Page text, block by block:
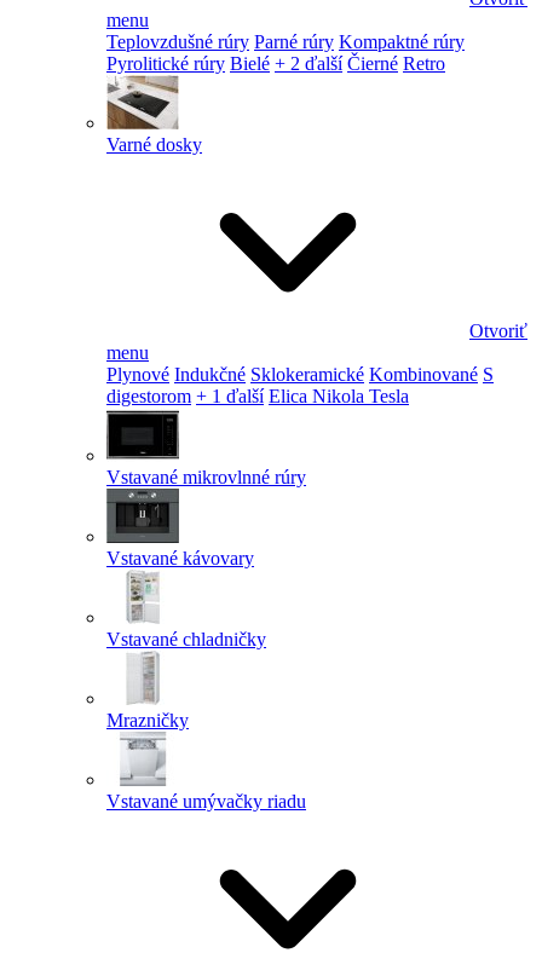
menu
Teplovzdušné rúry Parné rúry Kompaktné rúry
Pyrolitické rúry Bielé + 2 ďalší Čierné Retro
Varné dosky
Otvoriť
menu
Plynové Indukčné Sklokeramické Kombinované S
digestorom + 1 ďalší Elica Nikola Tesla
Vstavané mikrovlnné rúry
Vstavané kávovary
Vstavané chladničky
Mrazničky
Vstavané umývačky riadu